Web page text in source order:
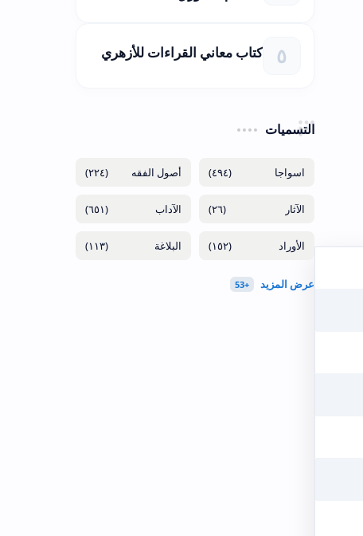
كتاب معاني القراءات للأزهري
التسميات
(٤٩٤) (٢٢٤)
(٢٦) (٦٥١)
(١٥٢) (١١٣)